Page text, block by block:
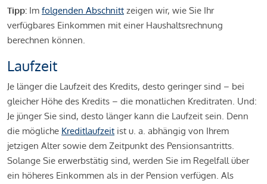
Tipp: Im folgenden Abschnitt zeigen wir, wie Sie Ihr
verfügbares Einkommen mit einer Haushaltsrechnung
berechnen können.
Laufzeit
Je länger die Laufzeit des Kredits, desto geringer sind – bei
gleicher Höhe des Kredits – die monatlichen Kreditraten. Und:
Je jünger Sie sind, desto länger kann die Laufzeit sein. Denn
die mögliche Kreditlaufzeit ist u. a. abhängig von Ihrem
jetzigen Alter sowie dem Zeitpunkt des Pensionsantritts.
Solange Sie erwerbstätig sind, werden Sie im Regelfall über
ein höheres Einkommen als in der Pension verfügen. Als